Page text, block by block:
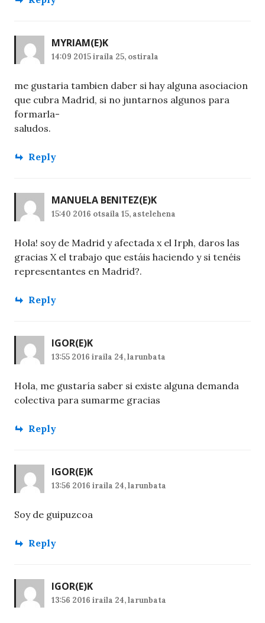
MYRIAM(E)K
14:09 2015 iraila 25, ostirala
me gustaria tambien daber si hay alguna asociacion
que cubra Madrid, si no juntarnos algunos para
formarla-
saludos.
Reply
MANUELA BENITEZ(E)K
15:40 2016 otsaila 15, astelehena
Hola! soy de Madrid y afectada x el Irph, daros las
gracias X el trabajo que estáis haciendo y si tenéis
representantes en Madrid?.
Reply
IGOR(E)K
13:55 2016 iraila 24, larunbata
Hola, me gustaría saber si existe alguna demanda
colectiva para sumarme gracias
Reply
IGOR(E)K
13:56 2016 iraila 24, larunbata
Soy de guipuzcoa
Reply
IGOR(E)K
13:56 2016 iraila 24, larunbata